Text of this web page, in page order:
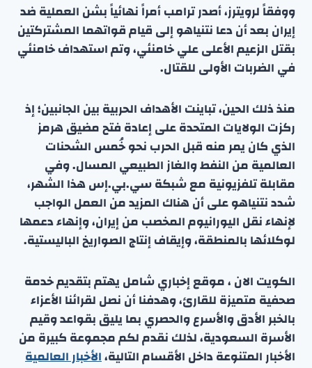
ووفقاً لرويترز، أصدر ترامب أمراً نهائياً بشن العملية ضد
إيران بعد أن دعا نتنياهو إلى قيام قواتهما المشتركتين
بقتل الزعيم الأعلى علي خامنئي، وتم استهداف خامنئي
في الضربات الأولى للقتال.
منذ ذلك الحين، تباينت الأهداف الحربية بين الجانبين؛ إذ
ركزت الولايات المتحدة على إعادة فتح مضيق هرمز
الذي كان يمر منه قبل الحرب نحو خُمس الشحنات
العالمية من النفط والغاز الطبيعي المسال. وفي
مقابلة تلفزيونية مع شبكة سي.بي.إس هذا الشهر،
شدد نتنياهو على أن هناك المزيد من العمل الواجب
لإنهاء نقل اليورانيوم المخصب من إيران، وإنهاء دعمها
لوكلائها بالمنطقة، وإيقاف إنتاج الصواريخ الباليستية.
الكويت الان ، موقع إخباري شامل يهتم بتقديم خدمة
صحفية متميزة للقارئ، وهدفنا أن نصل لقرائنا الأعزاء
بالخبر الأدق والأسرع والحصري بما يليق بقواعد وقيم
الأسرة السعودية، لذلك نقدم لكم مجموعة كبيرة من
الأخبار المتنوعة داخل الأقسام التالية،الأخبار العالمية